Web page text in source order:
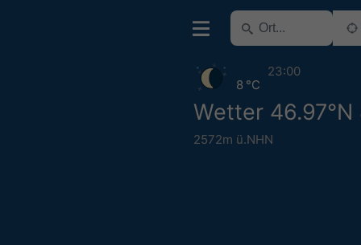
Wetter 46.97°N
2572m ü.NHN
8 °C
23:00